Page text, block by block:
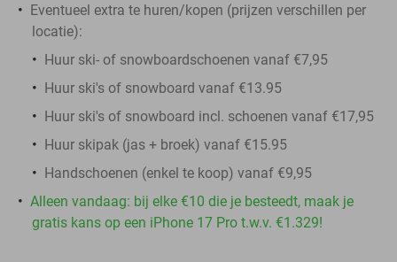
Eventueel extra te huren/kopen (prijzen verschillen per
locatie):
Huur ski- of snowboardschoenen vanaf €7,95
Huur ski's of snowboard vanaf €13.95
Huur ski's of snowboard incl. schoenen vanaf €17,95
Huur skipak (jas + broek) vanaf €15.95
Handschoenen (enkel te koop) vanaf €9,95
Alleen vandaag: bij elke €10 die je besteedt, maak je
gratis kans op een iPhone 17 Pro t.w.v. €1.329!